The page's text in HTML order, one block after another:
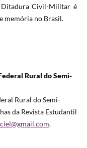
Ditadura Civil-Militar é
memória no Brasil.
Rural do Semi-
Rural do Semi-
da Revista Estudantil
.